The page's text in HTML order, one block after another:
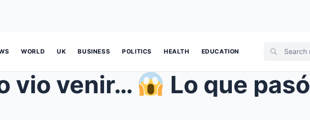
WORLD UK BUSINESS POLITICS HEALTH EDUCATION
vio venir… Lo que pasó con Jackso...